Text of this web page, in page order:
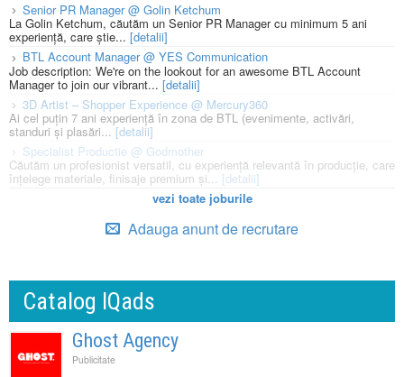
Senior PR Manager @ Golin Ketchum
La Golin Ketchum, căutăm un Senior PR Manager cu minimum 5 ani
experiență, care știe... [detalii]
BTL Account Manager @ YES Communication
Job description: We're on the lookout for an awesome BTL Account
Manager to join our vibrant... [detalii]
3D Artist – Shopper Experience @ Mercury360
Ai cel puțin 7 ani experiență în zona de BTL (evenimente, activări,
standuri și plasări...[detalii]
Specialist Productie @ Godmother
Căutăm un profesionist versatil, cu experiență relevantă în producție, care
înțelege materiale, finisaje premium și... [detalii]
vezi toate joburile
Adauga anunt de recrutare
Catalog IQads
Ghost Agency
Publicitate